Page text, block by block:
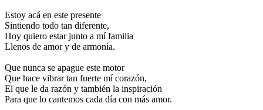
Estoy acá en este presente
Sintiendo todo tan diferente,
Hoy quiero estar junto a mí familia
Llenos de amor y de armonía.
Que nunca se apague este motor
Que hace vibrar tan fuerte mí corazón,
El que le da razón y también la inspiración
Para que lo cantemos cada día con más amor.